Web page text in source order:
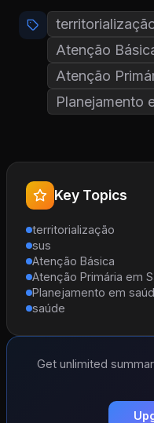
Atenção
Atenção
Planejamento
Key Topics
territorialização
sus
Atenção Básica
Atenção Primária em
Planejamento em
saúde
Get unlimited